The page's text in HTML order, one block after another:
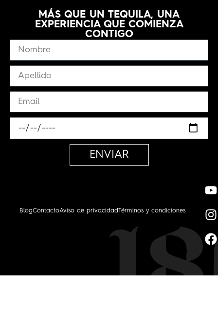
MÁS QUE UN TEQUILA, UNA
EXPERIENCIA QUE COMIENZA
CONTIGO
ENVIAR
BlogContactoAviso de privacidad Términos y condiciones